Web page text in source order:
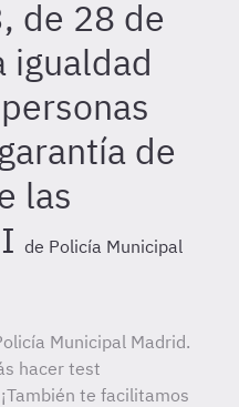
de 28 de
igualdad
de
las
de Policía Municipal
Municipal Madrid.
hacer test
te facilitamos